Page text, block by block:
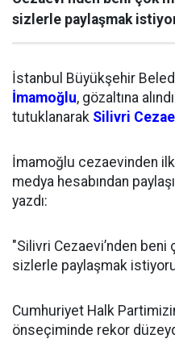
sizlerle paylaşmak
İstanbul Büyükşehir
İmamoğlu, gözaltına
tutuklanarak Silivri
İmamoğlu cezaevinden ilk
medya hesabından
yazdı:
"Silivri Cezaevi’nden
sizlerle paylaşmak
Cumhuriyet Halk
önseçiminde rekor